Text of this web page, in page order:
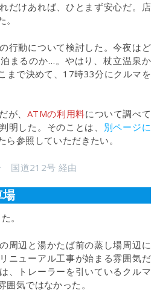
だけあれば、ひとまず安心だ。店
行動について検討した。今夜はど
まるのか…。やはり、杖立温泉か
まで決めて、17時33分にクルマを
が、ATMの利用料について調べて
明した。そのことは、 別ページに
ら参照していただきたい。
道212号 経由
場
。
周辺と湯かたば前の蒸し場周辺に
ニューアル工事が始まる雰囲気だ
、トレーラーを引いているクルマ
囲気ではなかった。